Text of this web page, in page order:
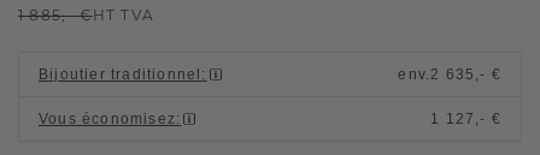
1 885,- €HT TVA
Bijoutier traditionnel : env.2 635,- €
Vous économisez: 1 127,- €